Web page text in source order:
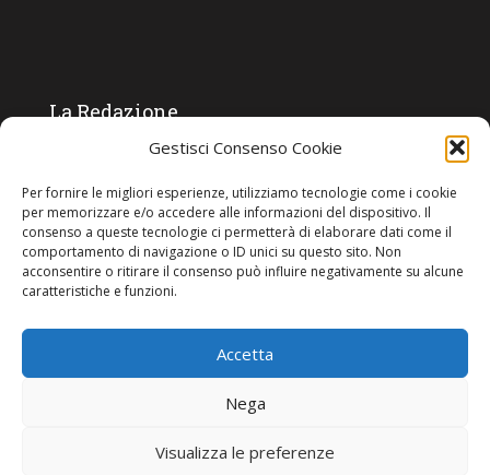
Gestisci Consenso Cookie
Per fornire le migliori esperienze, utilizziamo tecnologie come i cookie
per memorizzare e/o accedere alle informazioni del dispositivo. Il
consenso a queste tecnologie ci permetterà di elaborare dati come il
comportamento di navigazione o ID unici su questo sito. Non
acconsentire o ritirare il consenso può influire negativamente su alcune
caratteristiche e funzioni.
Accetta
Nega
Visualizza le preferenze
La Redazione
Critica Letteraria:Ambrogio Bianchi
Vita Politica:Ermete Barbieri
Costume e moda:Ada Simoni